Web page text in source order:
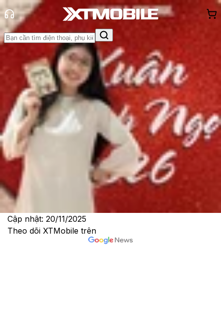
Trang chủ
Tin tức
So Sánh
Tin MớiĐánh Giá - Trên Tay So SánhTư vấnKhuyến
mãi
Thủ thuậtHỏi đáp App - GameThông báoKhách
hàng - Sự kiện
So sánh iQOO 15 và Samsung S25
Ultra: Flagship nào tối ưu?
Lê Thị Huỳnh Như
Ngày đăng:
20/11/2025
Cập nhật: 20/11/2025
Theo dõi XTMobile trên